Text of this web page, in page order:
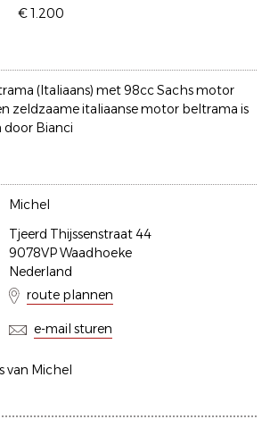
€ 1.200
(Italiaans) met 98cc Sachs motor
zeldzaame italiaanse motor beltrama is
door Bianci
Michel
Tjeerd Thijssenstraat 44
9078VP Waadhoeke
Nederland
route plannen
e-mail sturen
van Michel